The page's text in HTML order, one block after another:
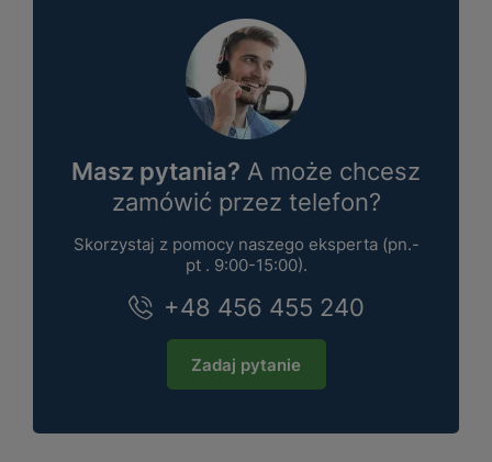
Masz pytania? A może chcesz
zamówić przez telefon?
Skorzystaj z pomocy naszego eksperta (pn.-
pt . 9:00-15:00).
+48 456 455 240
Zadaj pytanie